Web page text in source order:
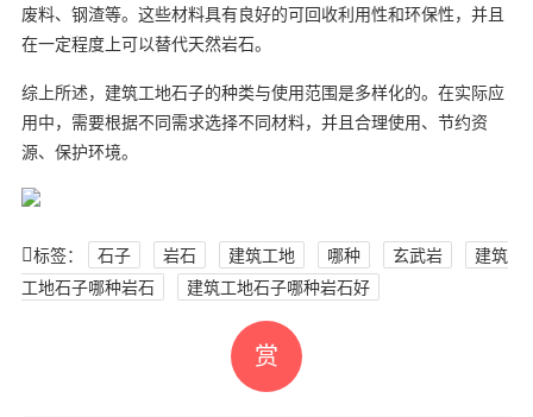
废料、钢渣等。这些材料具有良好的可回收利用性和环保性，并且
在一定程度上可以替代天然岩石。
综上所述，建筑工地石子的种类与使用范围是多样化的。在实际应
用中，需要根据不同需求选择不同材料，并且合理使用、节约资
源、保护环境。
标签： 石子 岩石 建筑工地 哪种 玄武岩
建筑
工地石子哪种岩石
建筑工地石子哪种岩石好
赏